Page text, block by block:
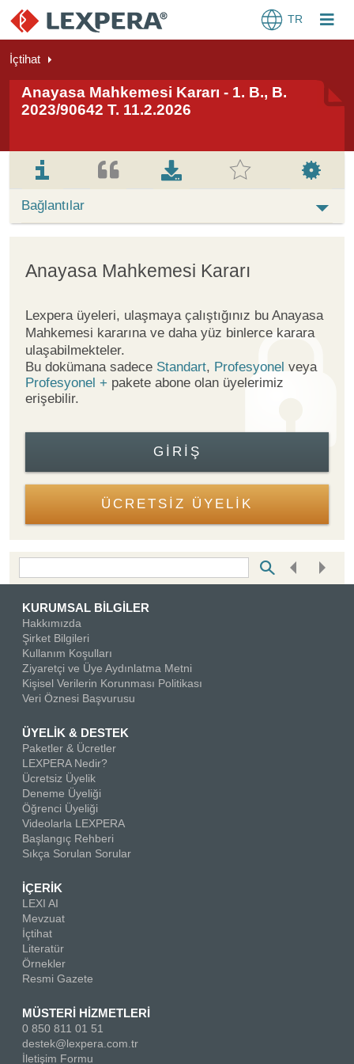
TR
İçtihat
Anayasa Mahkemesi Kararı - 1. B., B.
2023/90642 T. 11.2.2026
Bağlantılar
Anayasa Mahkemesi Kararı
Lexpera üyeleri, ulaşmaya çalıştığınız bu Anayasa
Mahkemesi kararına ve daha yüz binlerce karara
ulaşabilmekteler.
Bu dokümana sadece Standart, Profesyonel veya
Profesyonel + pakete abone olan üyelerimiz
erişebilir.
GIRIŞ
ÜCRETSİZ ÜYELİK
KURUMSAL BİLGİLER
Hakkımızda
Şirket Bilgileri
Kullanım Koşulları
Ziyaretçi ve Üye Aydınlatma Metni
Kişisel Verilerin Korunması Politikası
Veri Öznesi Başvurusu
ÜYELİK & DESTEK
Paketler & Ücretler
LEXPERA Nedir?
Ücretsiz Üyelik
Deneme Üyeliği
Öğrenci Üyeliği
Videolarla LEXPERA
Başlangıç Rehberi
Sıkça Sorulan Sorular
İÇERİK
LEXI AI
Mevzuat
İçtihat
Literatür
Örnekler
Resmi Gazete
MÜSTERİ HİZMETLERİ
0 850 811 01 51
destek@lexpera.com.tr
İletişim Formu